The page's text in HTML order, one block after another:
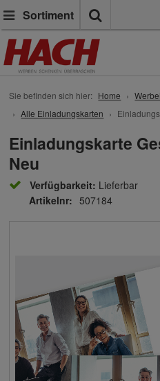
Sortiment
Sie befinden sich hier: Home
Alle Einladungskarten
Einladungskarte
Neu
Verfügbarkeit: Lieferbar
Artikelnr: 507184